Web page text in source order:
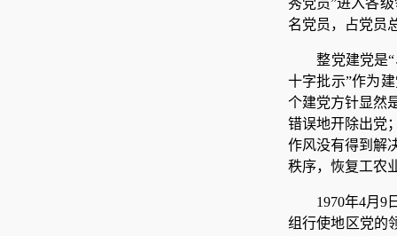
秀党员”进入各
名党员，占党员
整党建党是
十字批示”作为
个建党方针显然
错误地开除出党
作风没有得到解
秩序，恢复工农
1970年4月9
组行使地区党的